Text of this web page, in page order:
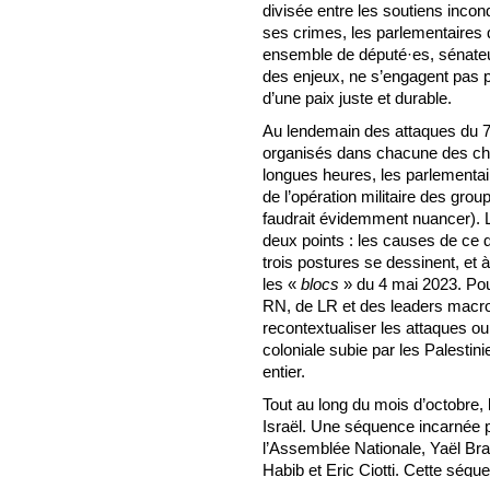
divisée entre les soutiens
ses crimes, les parlementaires
ensemble de député·es,
des enjeux, ne s’engagent
d’une paix juste et durable.
Au lendemain des attaques du
organisés dans chacune des
longues heures, les
de l’opération militaire des
faudrait évidemment nuancer).
deux points : les causes de ce
trois postures se dessinent, et
les « blocs » du 4 mai 2023.
RN, de LR et des leaders
recontextualiser les attaques
coloniale subie par les
entier.
Tout au long du mois
Israël. Une séquence incarnée
l’Assemblée Nationale, Yaël
Habib et Eric Ciotti. Cette